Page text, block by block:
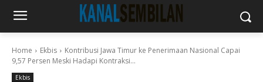
Home Ekbis
Kontribusi Jawa Timur ke Penerimaan Nasional Capai
9,57 Persen Meski Hadapi Kontraksi...
Ekbis